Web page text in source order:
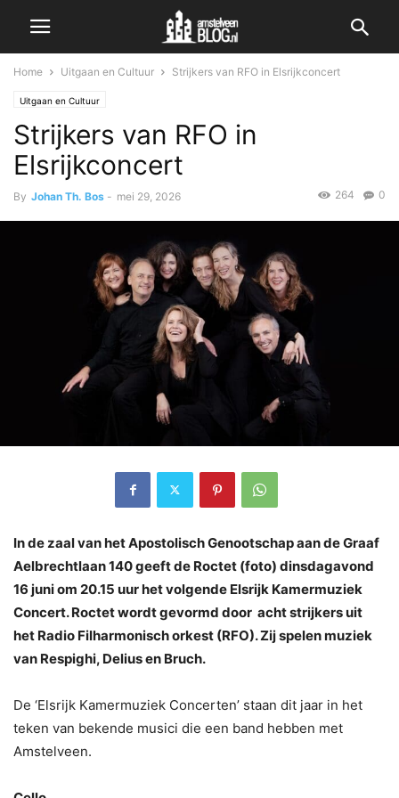
Home Uitgaan en Cultuur Strijkers van RFO in Elsrijkconcert
Uitgaan en Cultuur
Strijkers van RFO in
Elsrijkconcert
By Johan Th. Bos - mei 29, 2026 0
264
In de zaal van het Apostolisch Genootschap aan de Graaf
Aelbrechtlaan 140 geeft de Roctet (foto) dinsdagavond
16 juni om 20.15 uur het volgende Elsrijk Kamermuziek
Concert. Roctet wordt gevormd door acht strijkers uit
het Radio Filharmonisch orkest (RFO). Zij spelen muziek
van Respighi, Delius en Bruch.
De ‘Elsrijk Kamermuziek Concerten’ staan dit jaar in het
teken van bekende musici die een band hebben met
Amstelveen.